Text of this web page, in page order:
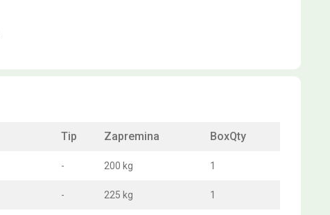
Tip Zapremina BoxQty
- 200 kg 1
- 225 kg 1